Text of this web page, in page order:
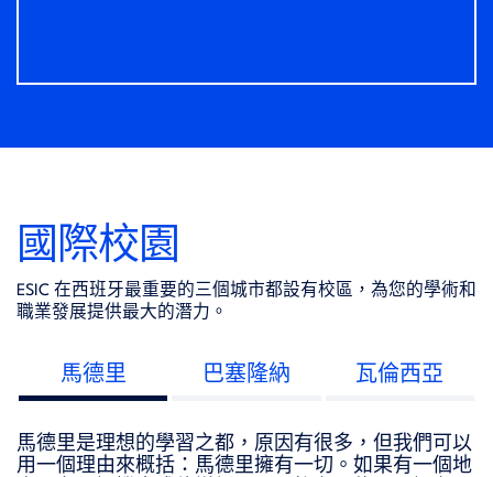
國際校園
ESIC 在西班牙最重要的三個城市都設有校區， 為您的學術和
職業發展提供最大的潛力 。
馬德里 巴塞隆納 瓦倫西亞
馬德里是理想的學習之都，原因有很多，但我們可以
用一個理由來概括：馬德里擁有一切。如果有一個地